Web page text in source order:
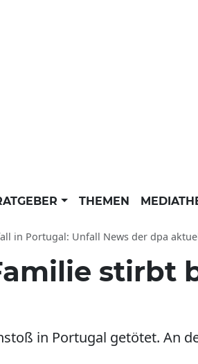
THEMEN
in Portugal: Unfall News der dpa
stirbt
in Portugal getötet. An